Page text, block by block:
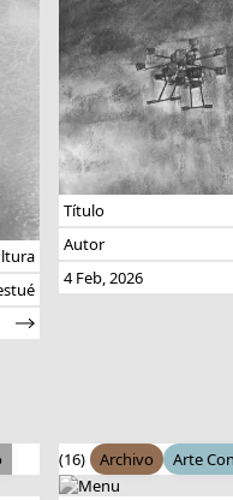
Título
Autor
4 Feb, 2026
(16) Archivo Arte